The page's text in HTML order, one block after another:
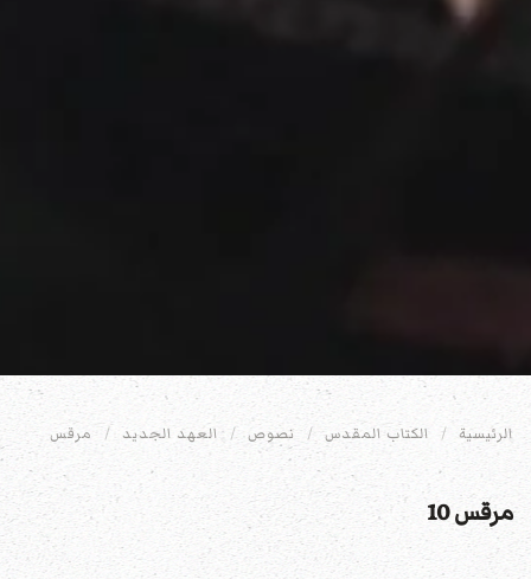
الرئيسية الكتاب المقدس نصوص العهد الجديد مرقس
مرقس 10